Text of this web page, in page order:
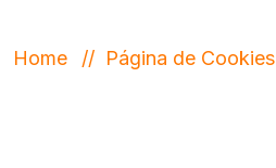
Home Página de Cookies